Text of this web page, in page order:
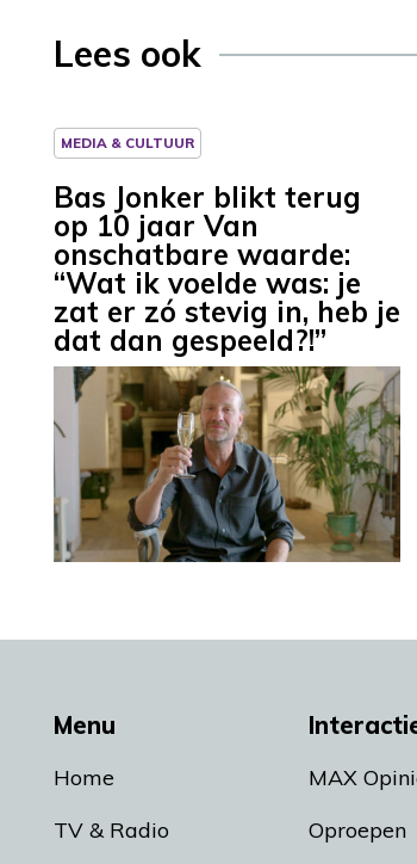
Lees ook
MEDIA & CULTUUR
Bas Jonker blikt terug
op 10 jaar Van
onschatbare waarde:
“Wat ik voelde was: je
zat er zó stevig in, heb je
dat dan gespeeld?!”
Menu
Home
TV & Radio
MAX
Oproepen